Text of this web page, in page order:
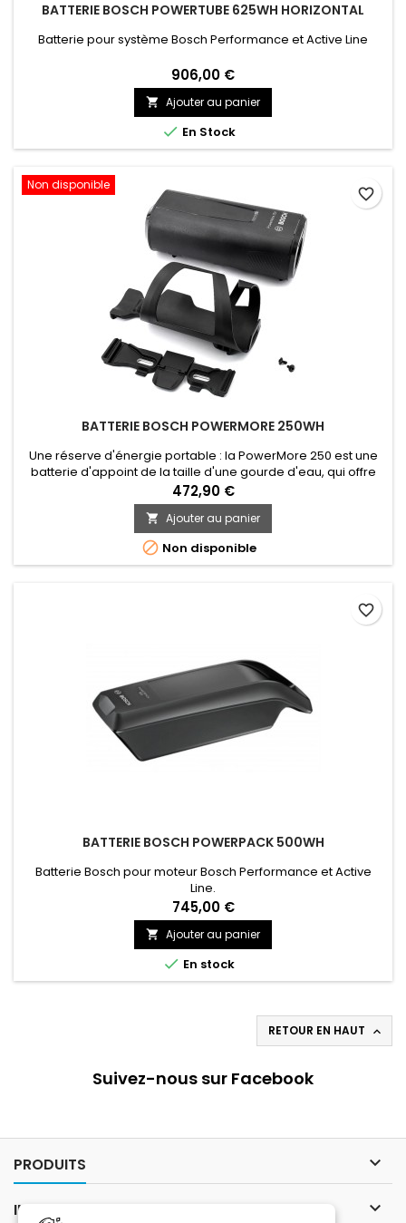
BATTERIE BOSCH POWERTUBE 625WH HORIZONTAL
Batterie pour système Bosch Performance et Active Line
906,00 €
 Ajouter au panier
 En Stock
Non disponible
BATTERIE BOSCH POWERMORE 250WH
Une réserve d'énergie portable : la PowerMore 250 est une
batterie d'appoint de la taille d'une gourde d'eau, qui offre
une autonomie encore plus grande pour faire durer le plaisir
encore plus longtemps en tout-terrain. Compact et léger (1,5
kg), ce prolongateur d'autonomie se fixe facilement sur le
support pour gourde. Le prolongateur d'autonomie peut se...
472,90 €
 Ajouter au panier
 Non disponible
favorite_border
BATTERIE BOSCH POWERPACK 500WH
Batterie Bosch pour moteur Bosch Performance et Active
Line.
745,00 €
 Ajouter au panier
 En stock
favorite_border
RETOUR EN HAUT 
Suivez-nous sur Facebook
PRODUITS 
INFORMATIONS 